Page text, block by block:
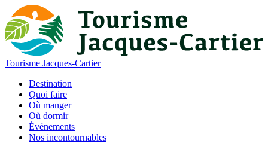
Tourisme Jacques-Cartier
Destination
Quoi faire
Où manger
Où dormir
Événements
Nos incontournables